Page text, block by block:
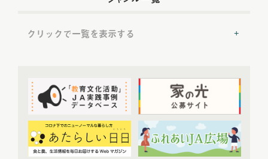
2022年7月配信 (8)
2022年10月配信 (7)
2022年11月配信(6)
2023年配信(72)
クリックで一覧を表示する
トップ対談(50)
ＪＡ実践事例紹介 (37)
教育文化プランナー (19)
協同の歴史の瞬間(52)